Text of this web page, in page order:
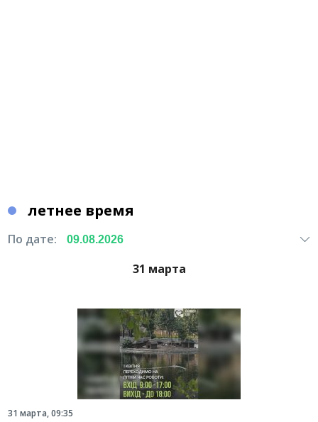
летнее время
По дате:
31 марта
31 марта, 09:35